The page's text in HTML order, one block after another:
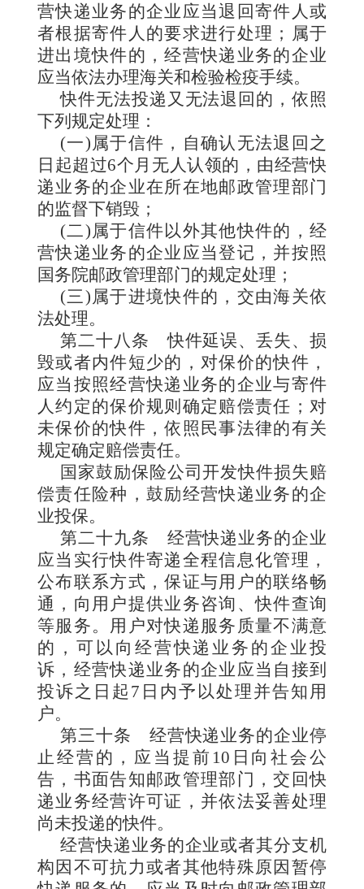
营快递业务的企业应当退回寄件人或
者根据寄件人的要求进行处理；属于
进出境快件的，经营快递业务的企业
应当依法办理海关和检验检疫手续。
快件无法投递又无法退回的，依照
下列规定处理：
(一)属于信件，自确认无法退回之
日起超过6个月无人认领的，由经营快
递业务的企业在所在地邮政管理部门
的监督下销毁；
(二)属于信件以外其他快件的，经
营快递业务的企业应当登记，并按照
国务院邮政管理部门的规定处理；
(三)属于进境快件的，交由海关依
法处理。
第二十八条快件延误、丢失、损
毁或者内件短少的，对保价的快件，
应当按照经营快递业务的企业与寄件
人约定的保价规则确定赔偿责任；对
未保价的快件，依照民事法律的有关
规定确定赔偿责任。
国家鼓励保险公司开发快件损失赔
偿责任险种，鼓励经营快递业务的企
业投保。
第二十九条 经营快递业务的企业
应当实行快件寄递全程信息化管理，
公布联系方式，保证与用户的联络畅
通，向用户提供业务咨询、快件查询
等服务。用户对快递服务质量不满意
的，可以向经营快递业务的企业投
诉，经营快递业务的企业应当自接到
投诉之日起7日内予以处理并告知用
户。
第三十条 经营快递业务的企业停
止经营的，应当提前10日向社会公
告，书面告知邮政管理部门，交回快
递业务经营许可证，并依法妥善处理
尚未投递的快件。
经营快递业务的企业或者其分支机
构因不可抗力或者其他特殊原因暂停